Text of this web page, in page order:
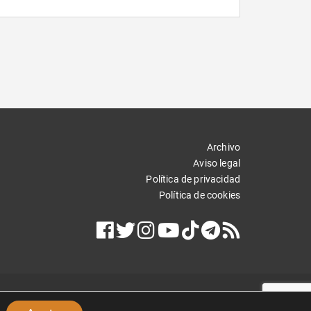
Archivo
Aviso legal
Política de privacidad
Política de cookies